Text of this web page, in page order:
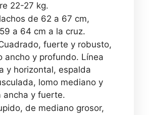
22-27 kg.
de 62 a 67 cm,
a 64 cm a la cruz.
fuerte y robusto,
ancho y profundo. Línea
y horizontal, espalda
lomo mediano y
ancha y fuerte.
de mediano grosor,